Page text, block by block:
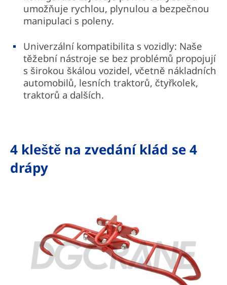
umožňuje rychlou, plynulou a bezpečnou
manipulaci s poleny.
Univerzální kompatibilita s vozidly: Naše
těžební nástroje se bez problémů propojují
s širokou škálou vozidel, včetně nákladních
automobilů, lesních traktorů, čtyřkolek,
traktorů a dalších.
4 kleště na zvedání klád se 4
drápy